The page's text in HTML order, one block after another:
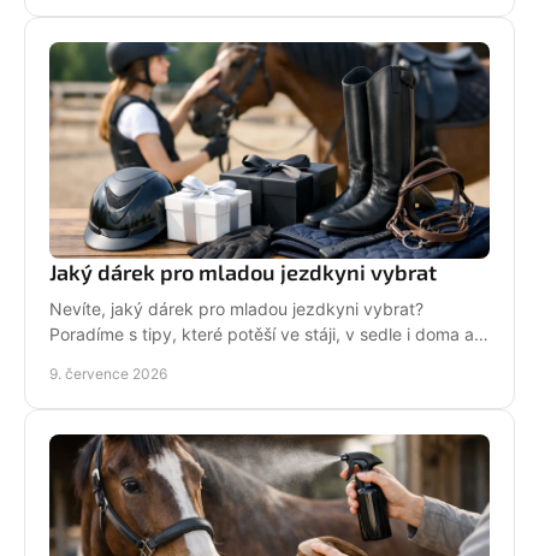
Jaký dárek pro mladou jezdkyni vybrat
Nevíte, jaký dárek pro mladou jezdkyni vybrat?
Poradíme s tipy, které potěší ve stáji, v sedle i doma a
9. července 2026